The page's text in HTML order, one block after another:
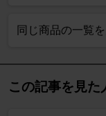
同じ商品の一覧
この記事を見た